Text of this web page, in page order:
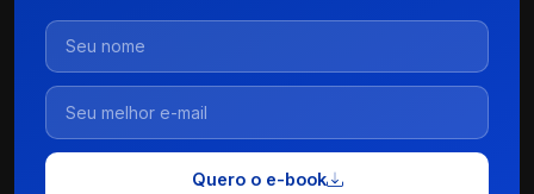
Quero o e-book